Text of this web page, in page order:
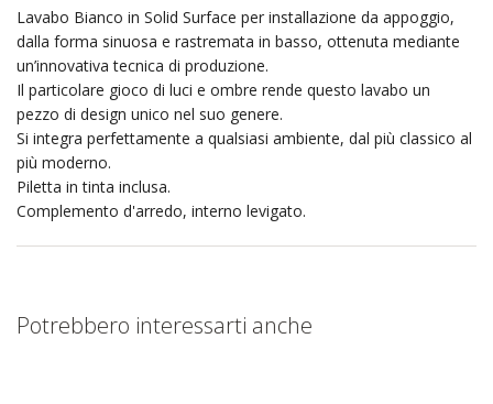
Lavabo Bianco in Solid Surface per installazione da appoggio,
dalla forma sinuosa e rastremata in basso, ottenuta mediante
un’innovativa tecnica di produzione.
Il particolare gioco di luci e ombre rende questo lavabo un
pezzo di design unico nel suo genere.
Si integra perfettamente a qualsiasi ambiente, dal più classico al
più moderno.
Piletta in tinta inclusa.
Complemento d'arredo, interno levigato.
Potrebbero interessarti anche